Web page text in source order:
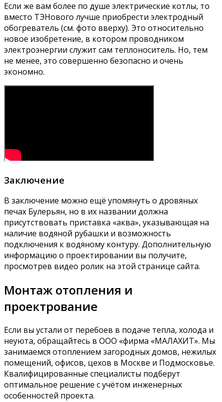
Если же вам более по душе электрические котлы, то
вместо ТЭНового лучше приобрести электродный
обогреватель (см. фото вверху). Это относительно
новое изобретение, в котором проводником
электроэнергии служит сам теплоноситель. Но, тем
не менее, это совершенно безопасно и очень
экономно.
Заключение
В заключение можно ещё упомянуть о дровяных
печах Булерьян, но в их названии должна
присутствовать приставка «аква», указывающая на
наличие водяной рубашки и возможность
подключения к водяному контуру. Дополнительную
информацию о проектировании вы получите,
просмотрев видео ролик на этой странице сайта.
Монтаж отопления и
проектрование
Если вы устали от перебоев в подаче тепла, холода и
неуюта, обращайтесь в ООО «фирма «МАЛАХИТ». Мы
занимаемся отоплением загородных домов, нежилых
помещений, офисов, цехов в Москве и Подмосковье.
Квалифицированные специалисты подберут
оптимальное решение с учётом инженерных
особенностей проекта.